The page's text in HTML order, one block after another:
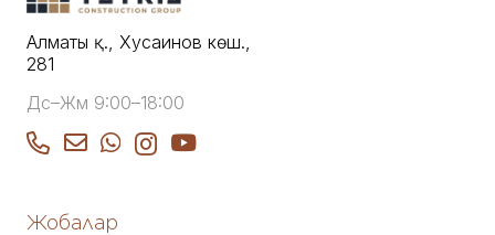
Алматы қ., Хусаинов көш.,
281
Дс–Жм 9:00–18:00
Жобалар